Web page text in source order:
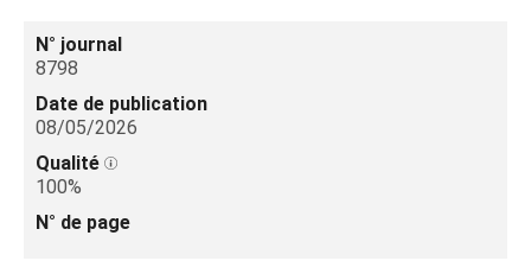
N° journal
8798
Date de publication
08/05/2026
Qualité
100%
N° de page